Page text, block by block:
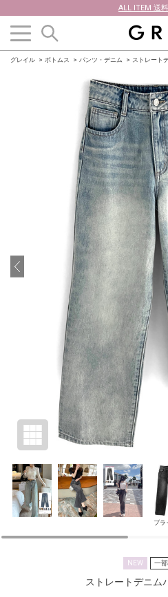
ALL ITEM 送
グレイル ボトムス パンツ・デニム ストレート
ブラ
NEW 一
ストレートデニム